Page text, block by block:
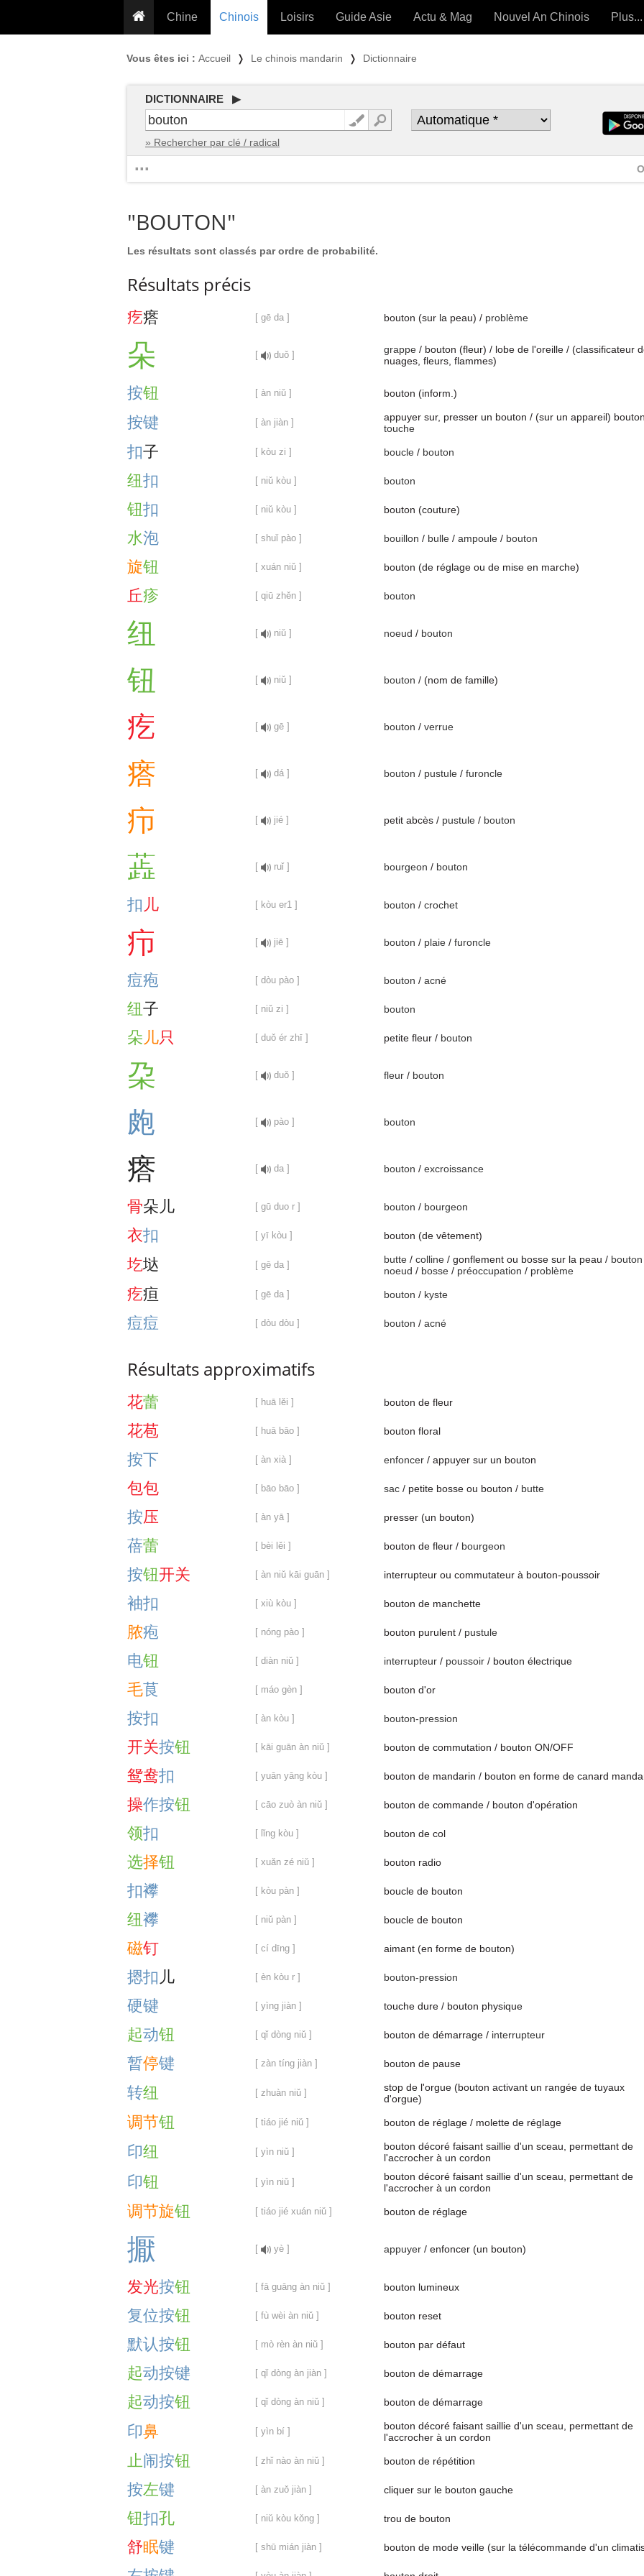
Chine
Conseils voyageurs
Plantes médicinales
Proverbes
Calendrier en ligne
Chinois
Grammaire
Exos & Flashcards
Loisirs
PLUS (24 OUTILS) »
Guide Asie Actu & Mag Nouvel An Chinois Plus...
Vous êtes ici : Accueil ❭ Le chinois mandarin ❭ Dictionnaire
DICTIONNAIRE ▶
» Rechercher par clé / radical
...
"BOUTON"
Les résultats sont classés par ordre de probabilité.
Résultats précis
疙瘩 [ gē da ] bouton (sur la peau) / problème
朵 [ duǒ ] grappe / bouton (fleur) / lobe de l'oreille / (classificateur
nuages, fleurs, flammes)
按钮 [ àn niǔ ] bouton (inform.)
按键 [ àn jiàn ]
appuyer sur, presser un bouton / (sur un appareil)
touche
扣子 [ kòu zi ] boucle / bouton
纽扣 [ niǔ kòu ] bouton
钮扣 [ niǔ kòu ] bouton (couture)
水泡 [ shuǐ pào ] bouillon / bulle / ampoule / bouton
旋钮 [ xuán niǔ ] bouton (de réglage ou de mise en marche)
丘疹 [ qiū zhěn ] bouton
纽 [ niǔ ] noeud / bouton
钮 [ niǔ ] bouton / (nom de famille)
疙 [ gē ] bouton / verrue
瘩 [ dá ] bouton / pustule / furoncle
疖 [ jié ] petit abcès / pustule / bouton
蕋 [ ruǐ ] bourgeon / bouton
扣 儿 [ kòu er1 ] bouton / crochet
疖 [ jiē ] bouton / plaie / furoncle
痘疱 [ dòu pào ] bouton / acné
纽子 [ niǔ zi ] bouton
朵 儿只 [ duǒ ér zhī ] petite fleur / bouton
朶 [ duǒ ] fleur / bouton
皰 [ pào ] bouton
瘩 [ da ] bouton / excroissance
骨朵 儿 [ gū duo r ] bouton / bourgeon
衣扣 [ yī kòu ] bouton (de vêtement)
圪垯 [ gē da ] butte / colline / gonflement ou bosse sur la peau / bouton
noeud / bosse / préoccupation / problème
疙疸 [ gē da ] bouton / kyste
痘痘 [ dòu dòu ] bouton / acné
Résultats approximatifs
花蕾 [ huā lěi ] bouton de fleur
花苞 [ huā bāo ] bouton floral
按下 [ àn xià ] enfoncer / appuyer sur un bouton
包包 [ bāo bāo ] sac / petite bosse ou bouton / butte
按压 [ àn yā ] presser (un bouton)
蓓蕾 [ bèi lěi ] bouton de fleur / bourgeon
按钮开关 [ àn niǔ kāi guān ] interrupteur ou commutateur à bouton-poussoir
袖扣 [ xiù kòu ] bouton de manchette
脓疱 [ nóng pào ] bouton purulent / pustule
电钮 [ diàn niǔ ] interrupteur / poussoir / bouton électrique
毛茛 [ máo gèn ] bouton d'or
按扣 [ àn kòu ] bouton-pression
开关按钮 [ kāi guān àn niǔ ] bouton de commutation / bouton ON/OFF
鸳鸯扣 [ yuān yāng kòu ] bouton de mandarin / bouton en forme de canard
操作按钮 [ cāo zuò àn niǔ ] bouton de commande / bouton d'opération
领扣 [ lǐng kòu ] bouton de col
选择钮 [ xuǎn zé niǔ ] bouton radio
扣襻 [ kòu pàn ] boucle de bouton
纽襻 [ niǔ pàn ] boucle de bouton
磁钉 [ cí dīng ] aimant (en forme de bouton)
摁扣 儿 [ èn kòu r ] bouton-pression
硬键 [ yìng jiàn ] touche dure / bouton physique
起动钮 [ qǐ dòng niǔ ] bouton de démarrage / interrupteur
暂停键 [ zàn tíng jiàn ] bouton de pause
转纽 [ zhuàn niǔ ]
stop de l'orgue (bouton activant un rangée de tuyaux
d'orgue)
调节钮 [ tiáo jié niǔ ] bouton de réglage / molette de réglage
印纽 [ yìn niǔ ]
bouton décoré faisant saillie d'un sceau, permettant de
l'accrocher à un cordon
印钮 [ yìn niǔ ]
bouton décoré faisant saillie d'un sceau, permettant de
l'accrocher à un cordon
调节旋钮 [ tiáo jié xuán niǔ ] bouton de réglage
擫 [ yè ] appuyer / enfoncer (un bouton)
发光按钮 [ fā guāng àn niǔ ] bouton lumineux
复位按钮 [ fù wèi àn niǔ ] bouton reset
默认按钮 [ mò rèn àn niǔ ] bouton par défaut
起动按键 [ qǐ dòng àn jiàn ] bouton de démarrage
起动按钮 [ qǐ dòng àn niǔ ] bouton de démarrage
印鼻 [ yìn bí ]
bouton décoré faisant saillie d'un sceau, permettant de
l'accrocher à un cordon
止闹按钮 [ zhǐ nào àn niǔ ] bouton de répétition
按左键 [ àn zuǒ jiàn ] cliquer sur le bouton gauche
钮扣孔 [ niǔ kòu kǒng ] trou de bouton
舒眠键 [ shū mián jiàn ] bouton de mode veille (sur la télécommande d'un